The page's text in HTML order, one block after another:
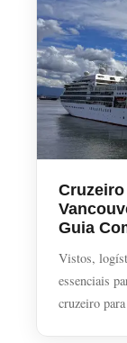
Guia
Vistos,
essenciais
cruzeiro